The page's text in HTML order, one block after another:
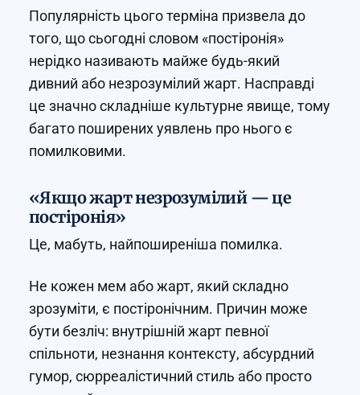
Популярність цього терміна призвела до
того, що сьогодні словом «постіронія»
нерідко називають майже будь-який
дивний або незрозумілий жарт. Насправді
це значно складніше культурне явище, тому
багато поширених уявлень про нього є
помилковими.
«Якщо жарт незрозумілий — це
постіронія»
Це, мабуть, найпоширеніша помилка.
Не кожен мем або жарт, який складно
зрозуміти, є постіронічним. Причин може
бути безліч: внутрішній жарт певної
спільноти, незнання контексту, абсурдний
гумор, сюрреалістичний стиль або просто